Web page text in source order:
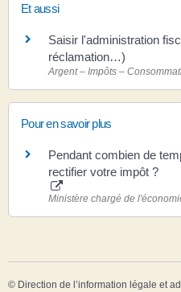
Et aussi
Saisir l'administration
réclamation…)
Argent – Impôts –
Pour en savoir plus
Pendant combien de
rectifier votre impôt ?
Ministère chargé de
© Direction de l’information légale et